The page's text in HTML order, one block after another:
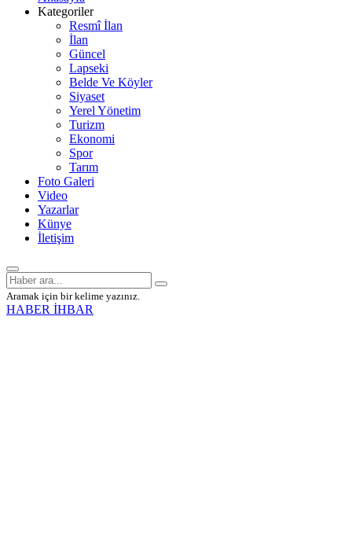
Kategoriler
Resmî İlan
İlan
Güncel
Lapseki
Belde Ve Köyler
Siyaset
Yerel Yönetim
Turizm
Ekonomi
Spor
Tarım
Foto Galeri
Video
Yazarlar
Künye
İletişim
Aramak için bir kelime yazınız.
HABER İHBAR